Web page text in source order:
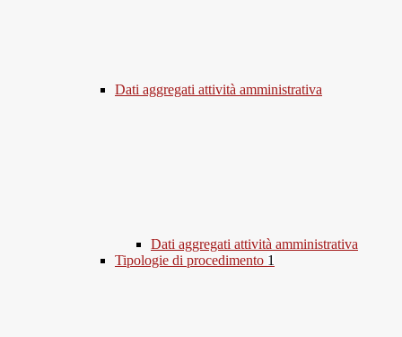
Dati aggregati attività amministrativa
Dati aggregati attività amministrativa
Tipologie di procedimento 1